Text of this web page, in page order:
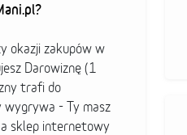
okazji zakupów w
Darowiznę (1
trafi do
wygrywa - Ty masz
sklep internetowy